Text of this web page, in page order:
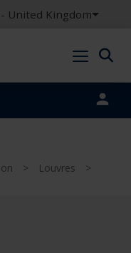
United Kingdom
> Louvres
>